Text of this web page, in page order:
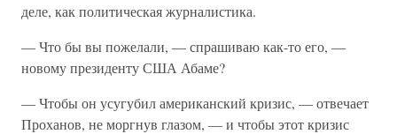
деле, как политическая журналистика.
— Что бы вы пожелали, — спрашиваю как-то его, —
новому президенту США Абаме?
— Чтобы он усугубил американский кризис, — отвечает
Проханов, не моргнув глазом, — и чтобы этот кризис